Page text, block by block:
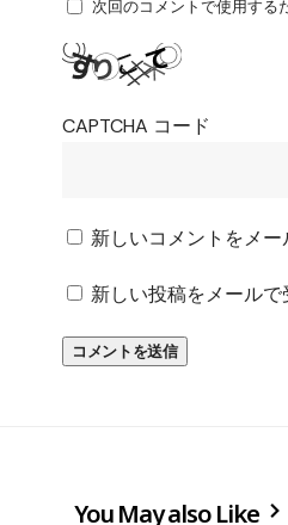
次回のコメントで使用する
CAPTCHA コード
新しいコメントをメー
新しい投稿をメールで
You May also Like